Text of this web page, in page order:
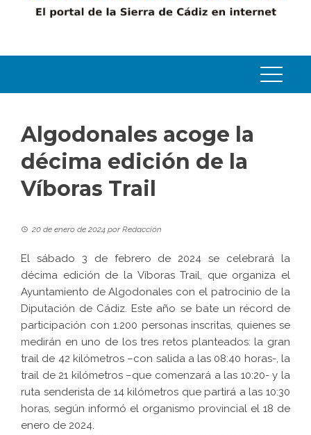
Algodonales acoge la
décima edición de la
Víboras Trail
20 de enero de 2024 porRedacción
El sábado 3 de febrero de 2024 se celebrará la
décima edición de la Víboras Trail, que organiza el
Ayuntamiento de Algodonales con el patrocinio de la
Diputación de Cádiz. Este año se bate un récord de
participación con 1.200 personas inscritas, quienes se
medirán en uno de los tres retos planteados: la gran
trail de 42 kilómetros –con salida a las 08:40 horas-, la
trail de 21 kilómetros –que comenzará a las 10:20- y la
ruta senderista de 14 kilómetros que partirá a las 10:30
horas, según informó el organismo provincial el 18 de
enero de 2024.